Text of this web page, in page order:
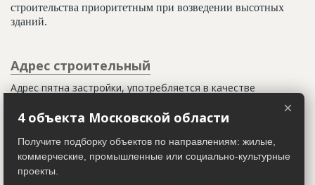
строительства приоритетным при возведении высотных
зданий.
Адрес строительный
Адрес пятна застройки, употребляется в качестве
официального адреса дома до окончания строительства,
когда дому присваивают почтовый адрес. Строительный
строительного района (возможно, улицы), номера квартала
(не обязательно) и корпуса (владения).
×
4 объекта Московской области
Получите подборку объектов по направлениям: жилые,
коммерческие, промышленные или социально-культурные
проекты.